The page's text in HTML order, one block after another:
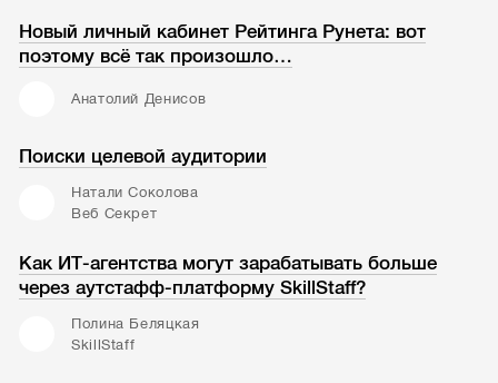
Новый личный кабинет Рейтинга Рунета: вот
поэтому всё так произошло…
Анатолий Денисов
Поиски целевой аудитории
Натали Соколова
Веб Секрет
Как ИТ-агентства могут зарабатывать больше
через аутстафф-платформу SkillStaff?
Полина Беляцкая
SkillStaff